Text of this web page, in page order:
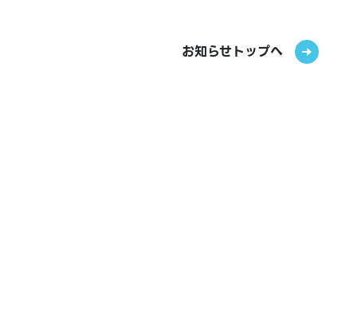
お知らせトップへ